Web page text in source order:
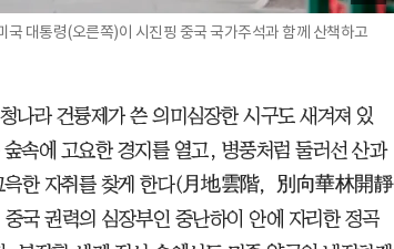
대통령(오른쪽)이 시진핑 중국 국가주석과 함께 산책하고
나라 건륭제가 쓴 의미심장한 시구도 새겨져 있
속에 고요한 경지를 열고, 병풍처럼 둘러선 산과
윽한 자취를 찾게 한다(月地雲階，別向華林開靜
권력의 심장부인 중난하이 안에 자리한 정곡